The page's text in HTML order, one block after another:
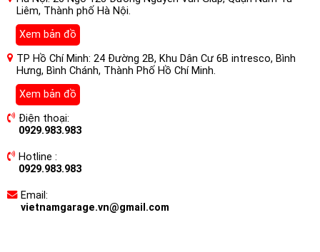
Liêm, Thành phố Hà Nội.
Xem bản đồ
TP Hồ Chí Minh: 24 Đường 2B, Khu Dân Cư 6B intresco, Bình
Hưng, Bình Chánh, Thành Phố Hồ Chí Minh.
Xem bản đồ
Điện thoại:
0929.983.983
Hotline :
0929.983.983
Email:
vietnamgarage.vn@gmail.com